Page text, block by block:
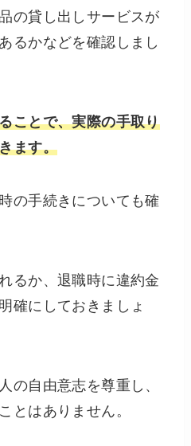
の貸し出しサービスが
るかなどを確認しまし
ことで、実際の手取り
ます。
の手続きについても確
るか、退職時に違約金
確にしておきましょ
の自由意志を尊重し、
とはありません。